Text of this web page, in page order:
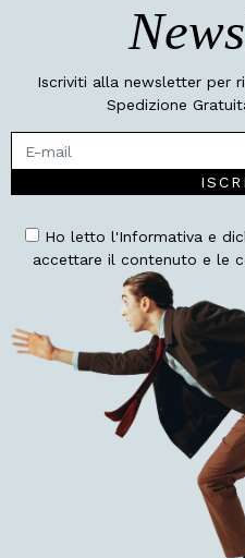
Iscriviti alla newsletter per
Spedizione
Ho letto l'Informativa e
accettare il contenuto e le